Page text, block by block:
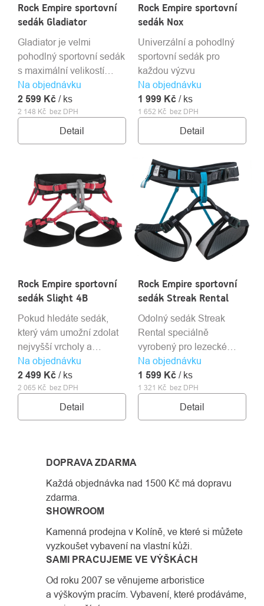
Rock Empire sportovní
sedák Gladiator
Na objednávku
2 148 Kč bez DPH
2 599 Kč / ks
Detail
Gladiator je velmi
pohodlný sportovní sedák
s maximální velikostí
polstrování, širokým
pásem i nohavičkami a
extra výztuhou v bederní
část zad. Úvazek je
určený pro vícedélkové
odolných materiálů a
tradiční osvědčené
konstrukce úvazku
zajišťují jeho dlouhou
životnost a spolehlivost i
náročných velkých stěn,
ale i ve visu a při
Rock Empire sportovní
sedák Nox
Na objednávku
1 652 Kč bez DPH
1 999 Kč / ks
Detail
Univerzální a pohodlný
sportovní sedák pro
každou výzvu
Rock Empire sportovní
sedák Slight 4B
Na objednávku
2 065 Kč bez DPH
2 499 Kč / ks
Detail
Pokud hledáte sedák,
který vám umožní zdolat
nejvyšší vrcholy a
nejdelší stěny, pak je
Slight 4B právě pro vás.
Tento sportovní sedák je
tak lehký a tenký, že si ho
ani nevšimnete na těle.
díky kvalitnímu materiálu
rychlosponám.
Rock Empire sportovní
sedák Streak Rental
Na objednávku
1 321 Kč bez DPH
1 599 Kč / ks
Detail
Odolný sedák Streak
Rental speciálně
vyrobený pro lezecké
stěny a do půjčoven.
Konstrukce sedáku
vychází ze známého
Streaku, a to včetně plně
nastavitelného
jistícího oka a nohavic,
DOPRAVA ZDARMA
Každá objednávka nad 1500 Kč má dopravu
zdarma.
SHOWROOM
Kamenná prodejna v Kolíně, ve které si můžete
vyzkoušet vybavení na vlastní kůži.
SAMI PRACUJEME VE VÝŠKÁCH
Od roku 2007 se věnujeme arboristice
a výškovým pracím. Vybavení, které prodáváme,